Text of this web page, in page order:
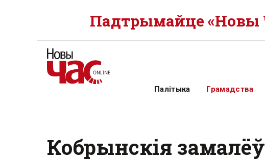
Падтрымайце «Новы
Палітыка Грамадства
Кобрынскія